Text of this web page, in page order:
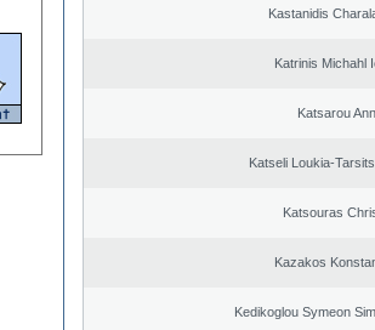
Kastanidis
Katrinis Michahl
Katsarou
Katseli Loukia-
Katsouras
Kazakos
Kedikoglou Symeon